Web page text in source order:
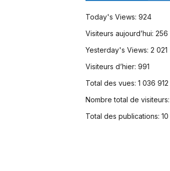
Today's Views: 924
Visiteurs aujourd’hui: 256
Yesterday's Views: 2 021
Visiteurs d’hier: 991
Total des vues: 1 036 912
Nombre total de visiteurs:
Total des publications: